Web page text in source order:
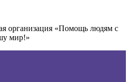
организация «Помощь людям с
мир!»